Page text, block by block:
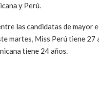
y Perú.
las candidatas de mayor
martes, Miss Perú tiene 27
tiene 24 años.